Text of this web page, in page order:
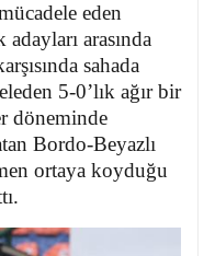
eden
arasında
sahada
5-0’lık ağır bir
döneminde
Bordo-Beyazlı
ortaya koyduğu